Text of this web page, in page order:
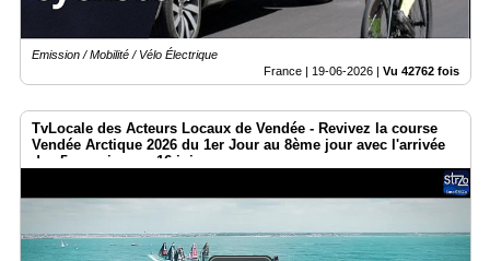
Emission / Mobilité / Vélo Électrique
France | 19-06-2026 | Vu 42762 fois
TvLocale des Acteurs Locaux de Vendée - Revivez la course
Vendée Arctique 2026 du 1er Jour au 8ème jour avec l'arrivée
des 5 premiers ce 16 juin.